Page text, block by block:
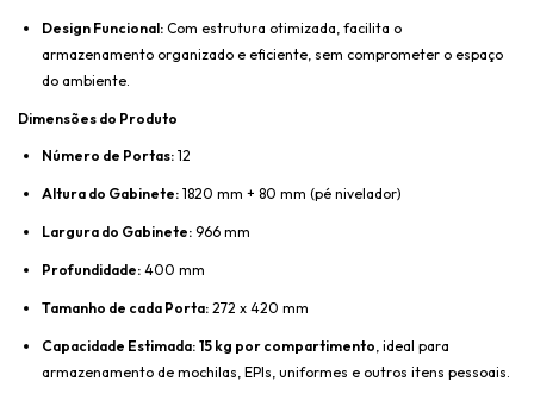
Design Funcional: Com estrutura otimizada, facilita o
armazenamento organizado e eficiente, sem comprometer o espaço
do ambiente.
Dimensões do Produto
Número de Portas: 12
Altura do Gabinete: 1820 mm + 80 mm (pé nivelador)
Largura do Gabinete: 966 mm
Profundidade: 400 mm
Tamanho de cada Porta: 272 x 420 mm
Capacidade Estimada: 15 kg por compartimento, ideal para
armazenamento de mochilas, EPIs, uniformes e outros itens pessoais.